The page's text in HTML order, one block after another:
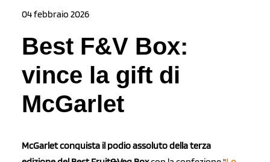
04 febbraio 2026
Best F&V Box:
vince la gift di
McGarlet
McGarlet conquista il podio assoluto della terza